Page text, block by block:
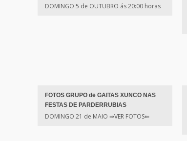
DOMINGO 5 de OUTUBRO ás 20:00 horas
FOTOS GRUPO de GAITAS XUNCO NAS
FESTAS DE PARDERRUBIAS
DOMINGO 21 de MAIO ⇒VER FOTOS⇐